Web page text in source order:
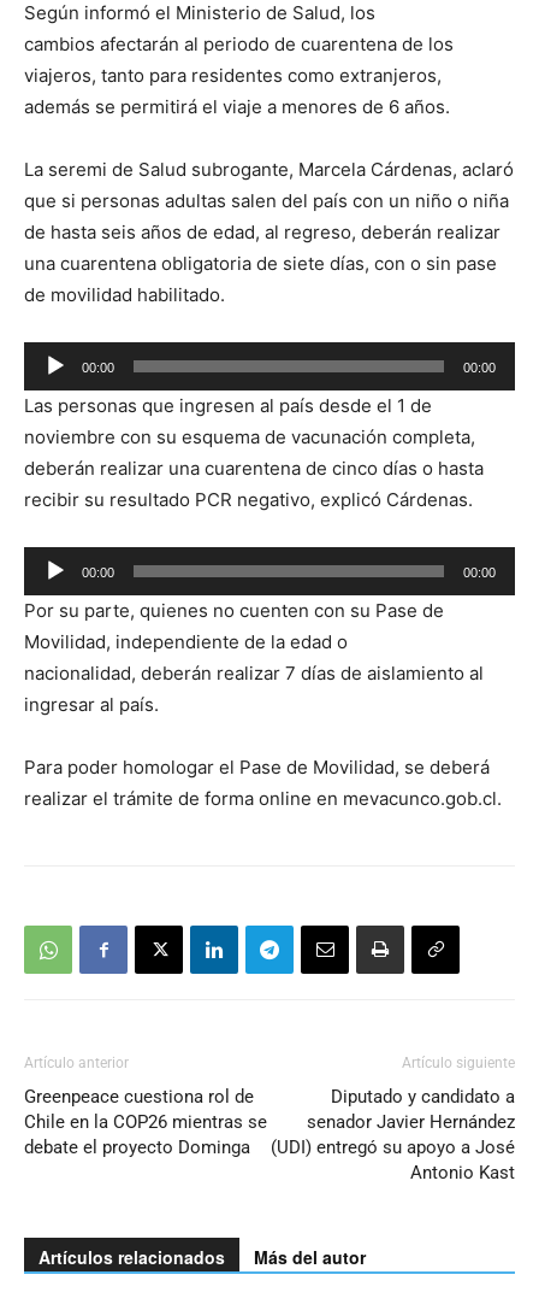
Según informó el Ministerio de Salud, los
cambios afectarán al periodo de cuarentena de los
viajeros, tanto para residentes como extranjeros,
además se permitirá el viaje a menores de 6 años.
La seremi de Salud subrogante, Marcela Cárdenas, aclaró
que si personas adultas salen del país con un niño o niña
de hasta seis años de edad, al regreso, deberán realizar
una cuarentena obligatoria de siete días, con o sin pase
de movilidad habilitado.
Reproductor
de
audio
00:00 00:00
Las personas que ingresen al país desde el 1 de
noviembre con su esquema de vacunación completa,
deberán realizar una cuarentena de cinco días o hasta
recibir su resultado PCR negativo, explicó Cárdenas.
Reproductor
de
audio
00:00 00:00
Por su parte, quienes no cuenten con su Pase de
Movilidad, independiente de la edad o
nacionalidad, deberán realizar 7 días de aislamiento al
ingresar al país.
Para poder homologar el Pase de Movilidad, se deberá
realizar el trámite de forma online en mevacunco.gob.cl.
Artículo anterior
Greenpeace cuestiona rol de
Chile en la COP26 mientras se
debate el proyecto Dominga
Artículo siguiente
Diputado y candidato a
senador Javier Hernández
(UDI) entregó su apoyo a José
Antonio Kast
Artículos relacionados Más del autor